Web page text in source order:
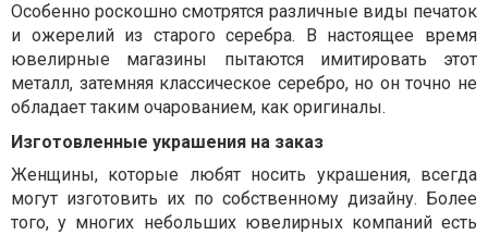
Особенно роскошно смотрятся различные виды печаток
и ожерелий из старого серебра. В настоящее время
ювелирные магазины пытаются имитировать этот
металл, затемняя классическое серебро, но он точно не
обладает таким очарованием, как оригиналы.
Изготовленные украшения на заказ
Женщины, которые любят носить украшения, всегда
могут изготовить их по собственному дизайну. Более
того, у многих небольших ювелирных компаний есть